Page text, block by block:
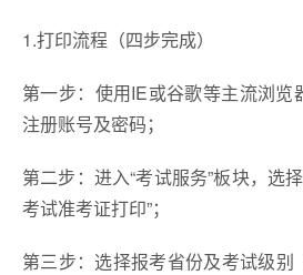
1.打印流程（四步完成）
第一步：使用IE或谷歌等主流浏览
注册账号及密码；
第二步：进入“考试服务”板块，选
考试准考证打印”；
第三步：选择报考省份及考试级别